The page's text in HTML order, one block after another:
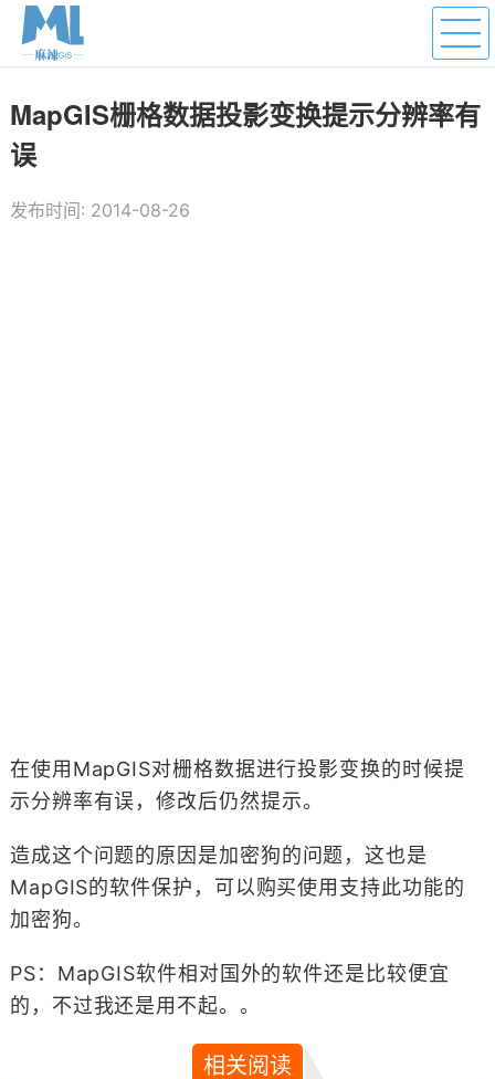
MapGIS栅格数据投影变换提示分辨率有
误
发布时间: 2014-08-26
在使用MapGIS对栅格数据进行投影变换的时候提
示分辨率有误，修改后仍然提示。
造成这个问题的原因是加密狗的问题，这也是
MapGIS的软件保护，可以购买使用支持此功能的
加密狗。
PS：MapGIS软件相对国外的软件还是比较便宜
的，不过我还是用不起。。
相关阅读